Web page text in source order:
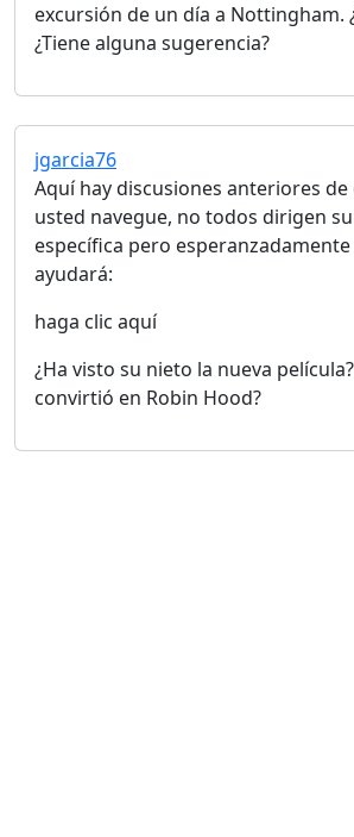
excursión de un día a Nottingham.
¿Tiene alguna sugerencia?
jgarcia76
Aquí hay discusiones anteriores
usted navegue, no todos dirigen
específica pero
ayudará:
haga clic aquí
¿Ha visto su nieto la nueva
convirtió en Robin Hood?